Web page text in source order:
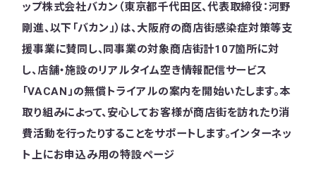
ップ株式会社バカン（東京都千代田区、代表取締役：河野
剛進、以下「バカン」）は、大阪府の商店街感染症対策等支
援事業に賛同し、同事業の対象商店街計107箇所に対
し、店舗・施設のリアルタイム空き情報配信サービス
「VACAN」の無償トライアルの案内を開始いたします。本
取り組みによって、安心してお客様が商店街を訪れたり消
費活動を行ったりすることをサポートします。インターネッ
ト上にお申込み用の特設ページ